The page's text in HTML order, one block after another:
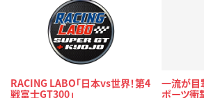
RACING LABO「日本vs世界！第4
戦富士GT300」
一流が目
ポーツ衝